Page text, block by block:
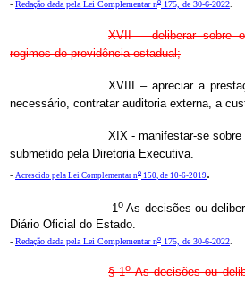
- Redação dada pela Lei Complementar n 175, de 30-6-2022
XVII – deliberar sobre
regimes de previdência estadual;
XVIII – apreciar a
necessário, contratar auditoria externa, a
XIX - manifestar-se
submetido pela Diretoria Executiva.
- Acrescido pela Lei Complementar no 150, de 10-6-2019.
1oAs decisões ou
Diário Oficial do Estado.
- Redação dada pela Lei Complementar no 175, de 30-6-2022
§ 1oAs decisões ou